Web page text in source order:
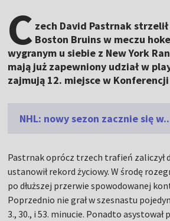
C zech David Pastrnak
Boston Bruins w meczu
wygranym u siebie z New York
mają już zapewniony udział w
zajmują 12. miejsce w
NHL: nowy sezon zacznie się
Pastrnak oprócz trzech trafień zaliczył
ustanowił rekord życiowy. W środę
po dłuższej przerwie spowodowanej
Poprzednio nie grał w szesnastu
3., 30., i 53. minucie. Ponadto